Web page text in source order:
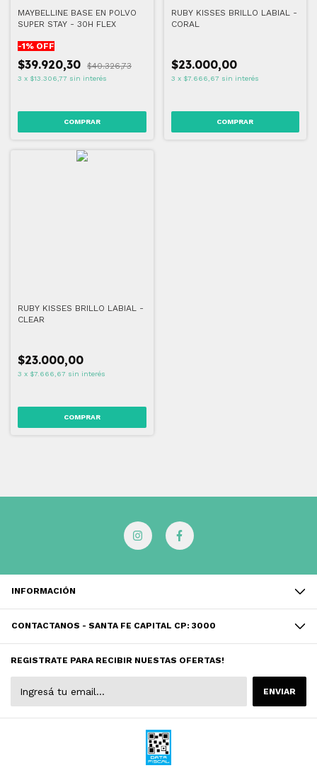
MAYBELLINE BASE EN POLVO
SUPER STAY - 30H FLEX
-1% OFF
$39.920,30 $40.326,73
3 x $13.306,77 sin interés
COMPRAR
RUBY KISSES BRILLO LABIAL -
CORAL
$23.000,00
3 x $7.666,67 sin interés
COMPRAR
RUBY KISSES BRILLO LABIAL -
CLEAR
$23.000,00
3 x $7.666,67 sin interés
COMPRAR
INFORMACIÓN
CONTACTANOS - SANTA FE CAPITAL CP: 3000
REGISTRATE PARA RECIBIR NUESTAS OFERTAS!